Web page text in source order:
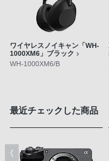
ワイヤレスノイキャン「WH-
1000XM6」ブラック
WH-1000XM6/B
最近チェックした商品